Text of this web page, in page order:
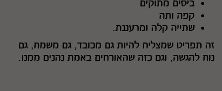
ביסים מתוקים
קפה ותה
שתייה קלה ומרעננת.
זה תפריט שמצליח להיות גם מכובד, גם משמח, גם
נוח להגשה, וגם כזה שהאורחים באמת נהנים ממנו.